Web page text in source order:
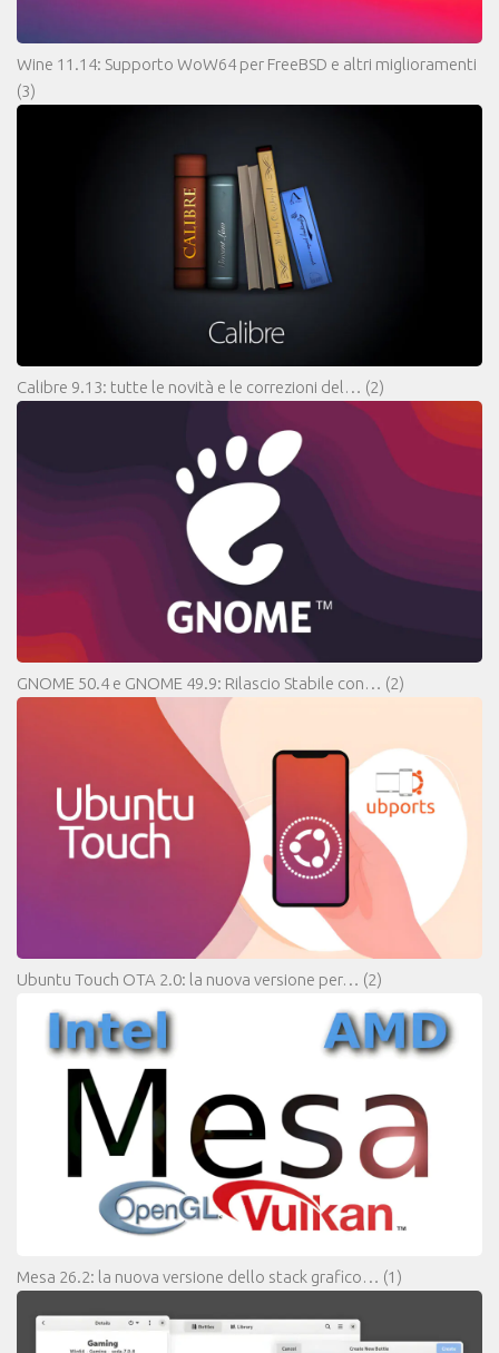
Wine 11.14: Supporto WoW64 per FreeBSD e altri miglioramenti
(3)
Calibre 9.13: tutte le novità e le correzioni del… (2)
GNOME 50.4 e GNOME 49.9: Rilascio Stabile con… (2)
Ubuntu Touch OTA 2.0: la nuova versione per… (2)
Mesa 26.2: la nuova versione dello stack grafico… (1)